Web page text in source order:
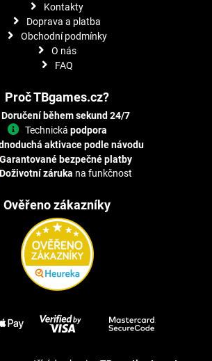
Kontakty
Doprava a platba
Obchodní podmínky
O nás
FAQ
Proč TBgames.cz?
Doručení během sekund 24/7
Technická podpora
aktivace podle návodu
Garantované bezpečné platby
Doživotní záruka na funkčnost
Ověřeno zákazníky